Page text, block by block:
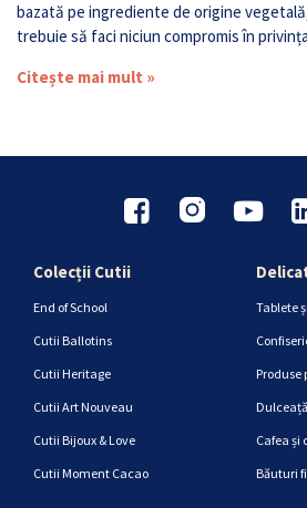
bazată pe ingrediente de origine
trebuie să faci niciun compromis în
Citește mai mult »
Colecții Cutii
End of School
Cutii Ballotins
Cutii Heritage
Cutii Art Nouveau
Cutii Bijoux & Love
Cutii Moment Cacao
Tablete
Produse
Cafea și
Băuturi